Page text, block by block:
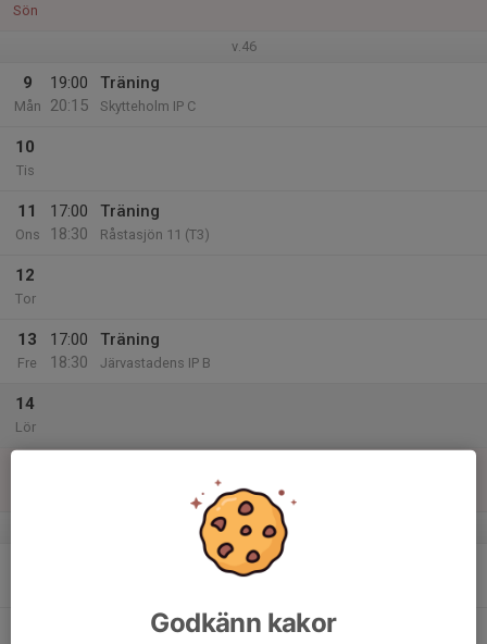
Sön
v.46
9
Mån
19:00
20:15
Träning
Skytteholm IP C
10
Tis
11
Ons
17:00
18:30
Träning
Råstasjön 11 (T3)
12
Tor
13
Fre
17:00
18:30
Träning
Järvastadens IP B
14
Lör
v.47
Godkänn kakor